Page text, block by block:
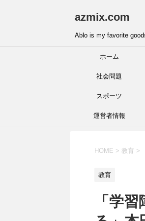
azmix.com
Ablo is my favorite
ホーム
社会問題
スポーツ
運営者情報
HOME > 教育 >
教育
「学